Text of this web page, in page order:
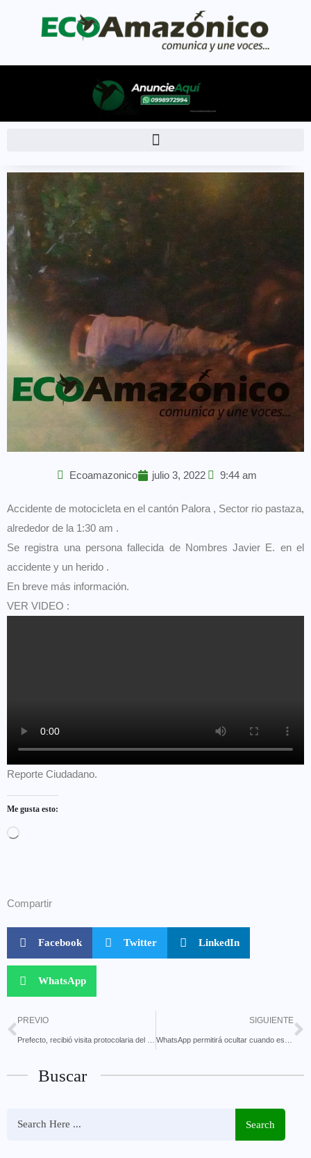
Ecoamazonico julio 3, 2022 9:44 am
Accidente de motocicleta en el cantón Palora , Sector rio pastaza,
alrededor de la 1:30 am .
Se registra una persona fallecida de Nombres Javier E. en el
accidente y un herido .
En breve más información.
VER VIDEO :
Reporte Ciudadano.
Me gusta esto:
Compartir
Facebook Twitter LinkedIn
WhatsApp
PREVIO SIGUIENTE
Buscar
Search